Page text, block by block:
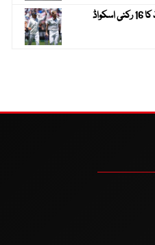
پاکستان کیخلاف ٹیسٹ سیریز ، انگلینڈ کا 16 رکنی اسکواڈ